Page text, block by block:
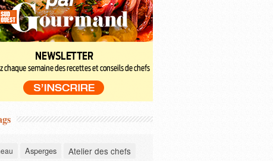
Asperges Atelier des chefs